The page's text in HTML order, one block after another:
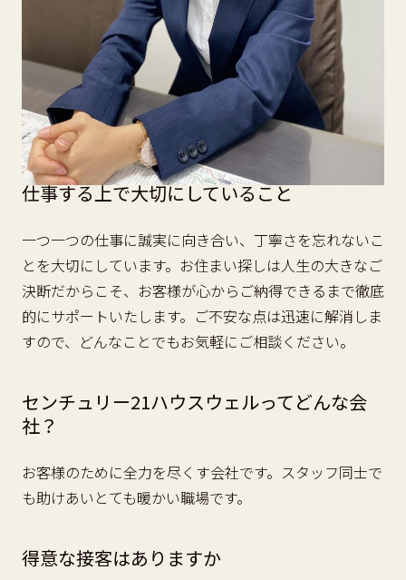
仕事する上で大切にしていること
一つ一つの仕事に誠実に向き合い、丁寧さを忘れないこ
とを大切にしています。お住まい探しは人生の大きなご
決断だからこそ、お客様が心からご納得できるまで徹底
的にサポートいたします。ご不安な点は迅速に解消しま
すので、どんなことでもお気軽にご相談ください。
センチュリー21ハウスウェルってどんな会
社？
お客様のために全力を尽くす会社です。スタッフ同士で
も助けあいとても暖かい職場です。
得意な接客はありますか